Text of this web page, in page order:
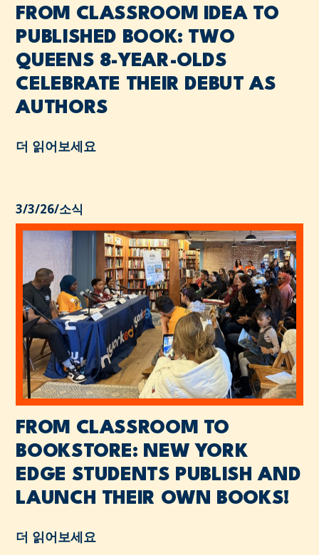
FROM CLASSROOM IDEA TO
PUBLISHED BOOK: TWO
QUEENS 8-YEAR-OLDS
CELEBRATE THEIR DEBUT AS
AUTHORS
더 읽어보세요
3/3/26/소식
FROM CLASSROOM TO
BOOKSTORE: NEW YORK
EDGE STUDENTS PUBLISH AND
LAUNCH THEIR OWN BOOKS!
더 읽어보세요